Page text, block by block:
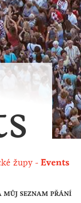
župy Events
MŮJ SEZNAM PŘÁNÍ